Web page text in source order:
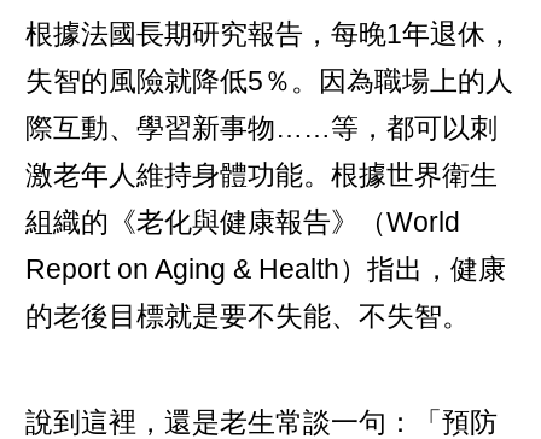
根據法國長期研究報告，每晚1年退休，
失智的風險就降低5％。因為職場上的人
際互動、學習新事物……等，都可以刺
激老年人維持身體功能。根據世界衛生
組織的《老化與健康報告》（World
Report on Aging & Health）指出，健康
的老後目標就是要不失能、不失智。
說到這裡，還是老生常談一句：「預防